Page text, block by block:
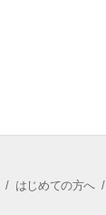
/ はじめての方へ/